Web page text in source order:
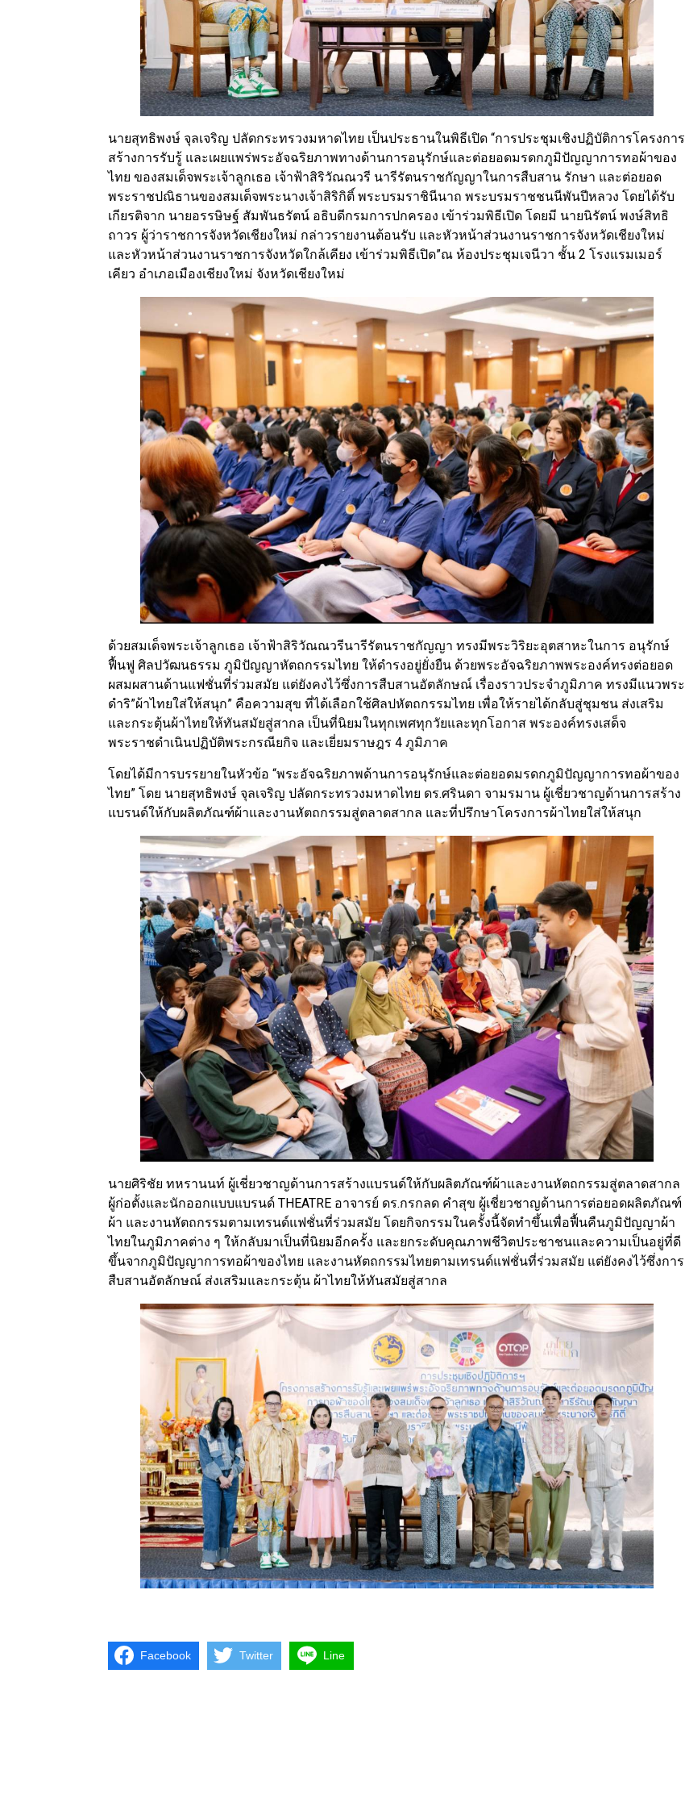
นายสุทธิพงษ์ จุลเจริญ ปลัดกระทรวงมหาดไทย เป็นประธานในพิธีเปิด “การประชุมเชิงปฏิบัติการโครงการ
สร้างการรับรู้ และเผยแพร่พระอัจฉริยภาพทางด้านการอนุรักษ์และต่อยอดมรดกภูมิปัญญาการทอผ้าของ
ไทย ของสมเด็จพระเจ้าลูกเธอ เจ้าฟ้าสิริวัณณวรี นารีรัตนราชกัญญาในการสืบสาน รักษา และต่อยอด
พระราชปณิธานของสมเด็จพระนางเจ้าสิริกิติ์ พระบรมราชินีนาถ พระบรมราชชนนีพันปีหลวง โดยได้รับ
เกียรติจาก นายอรรษิษฐ์ สัมพันธรัตน์ อธิบดีกรมการปกครอง เข้าร่วมพิธีเปิด โดยมี นายนิรัตน์ พงษ์สิทธิ
ถาวร ผู้ว่าราชการจังหวัดเชียงใหม่ กล่าวรายงานต้อนรับ และหัวหน้าส่วนงานราชการจังหวัดเชียงใหม่
และหัวหน้าส่วนงานราชการจังหวัดใกล้เคียง เข้าร่วมพิธีเปิด”ณ ห้องประชุมเจนีวา ชั้น 2 โรงแรมเมอร์
เคียว อำเภอเมืองเชียงใหม่ จังหวัดเชียงใหม่
ด้วยสมเด็จพระเจ้าลูกเธอ เจ้าฟ้าสิริวัณณวรีนารีรัตนราชกัญญา ทรงมีพระวิริยะอุตสาหะในการ อนุรักษ์
ฟื้นฟู ศิลปวัฒนธรรม ภูมิปัญญาหัตถกรรมไทย ให้ดำรงอยู่ยั่งยืน ด้วยพระอัจฉริยภาพพระองค์ทรงต่อยอด
ผสมผสานด้านแฟชั่นที่ร่วมสมัย แต่ยังคงไว้ซึ่งการสืบสานอัตลักษณ์ เรื่องราวประจำภูมิภาค ทรงมีแนวพระ
ดำริ”ผ้าไทยใส่ให้สนุก” คือความสุข ที่ได้เลือกใช้ศิลปหัตถกรรมไทย เพื่อให้รายได้กลับสู่ชุมชน ส่งเสริม
และกระตุ้นผ้าไทยให้ทันสมัยสู่สากล เป็นที่นิยมในทุกเพศทุกวัยและทุกโอกาส พระองค์ทรงเสด็จ
พระราชดำเนินปฏิบัติพระกรณียกิจ และเยี่ยมราษฎร 4 ภูมิภาค
โดยได้มีการบรรยายในหัวข้อ “พระอัจฉริยภาพด้านการอนุรักษ์และต่อยอดมรดกภูมิปัญญาการทอผ้าของ
ไทย” โดย นายสุทธิพงษ์ จุลเจริญ ปลัดกระทรวงมหาดไทย ดร.ศรินดา จามรมาน ผู้เชี่ยวชาญด้านการสร้าง
แบรนด์ให้กับผลิตภัณฑ์ผ้าและงานหัตถกรรมสู่ตลาดสากล และที่ปรึกษาโครงการผ้าไทยใส่ให้สนุก
นายศิริชัย ทหรานนท์ ผู้เชี่ยวชาญด้านการสร้างแบรนด์ให้กับผลิตภัณฑ์ผ้าและงานหัตถกรรมสู่ตลาดสากล
ผู้ก่อตั้งและนักออกแบบแบรนด์ THEATRE อาจารย์ ดร.กรกลด คำสุข ผู้เชี่ยวชาญด้านการต่อยอดผลิตภัณฑ์
ผ้า และงานหัตถกรรมตามเทรนด์แฟชั่นที่ร่วมสมัย โดยกิจกรรมในครั้งนี้จัดทำขึ้นเพื่อฟื้นคืนภูมิปัญญาผ้า
ไทยในภูมิภาคต่าง ๆ ให้กลับมาเป็นที่นิยมอีกครั้ง และยกระดับคุณภาพชีวิตประชาชนและความเป็นอยู่ที่ดี
ขึ้นจากภูมิปัญญาการทอผ้าของไทย และงานหัตถกรรมไทยตามเทรนด์แฟชั่นที่ร่วมสมัย แต่ยังคงไว้ซึ่งการ
สืบสานอัตลักษณ์ ส่งเสริมและกระตุ้น ผ้าไทยให้ทันสมัยสู่สากล
Facebook Twitter Line